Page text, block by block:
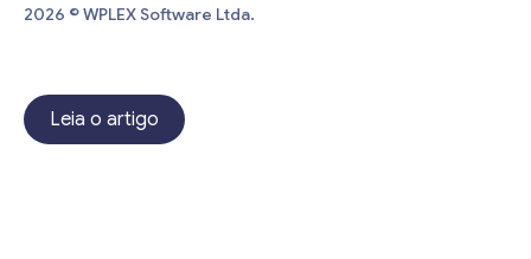
2026 © WPLEX Software Ltda.
Leia o artigo